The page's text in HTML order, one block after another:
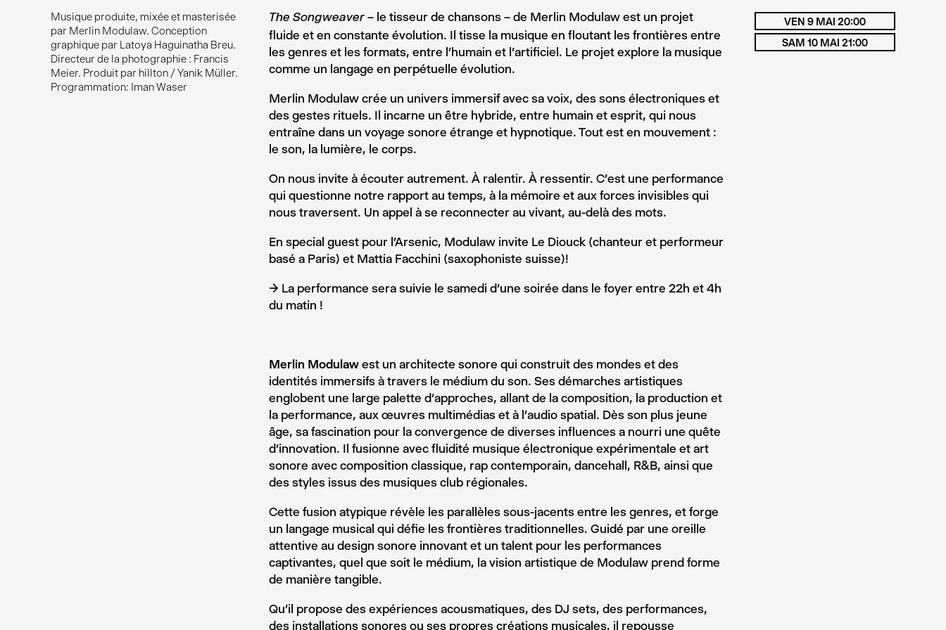
Musique produite, mixée et masterisée
par Merlin Modulaw. Conception
graphique par Latoya Haguinatha Breu.
Directeur de la photographie : Francis
Meier. Produit par hillton / Yanik Müller.
Programmation: Iman Waser
The Songweaver – le tisseur de chansons – de Merlin Modulaw est un projet
fluide et en constante évolution. Il tisse la musique en floutant les frontières entre
les genres et les formats, entre l’humain et l’artificiel. Le projet explore la musique
comme un langage en perpétuelle évolution.
Merlin Modulaw crée un univers immersif avec sa voix, des sons électroniques et
des gestes rituels. Il incarne un être hybride, entre humain et esprit, qui nous
entraîne dans un voyage sonore étrange et hypnotique. Tout est en mouvement :
le son, la lumière, le corps.
On nous invite à écouter autrement. À ralentir. À ressentir. C’est une performance
qui questionne notre rapport au temps, à la mémoire et aux forces invisibles qui
nous traversent. Un appel à se reconnecter au vivant, au-delà des mots.
En special guest pour l’Arsenic, Modulaw invite Le Diouck (chanteur et performeur
basé a Paris) et Mattia Facchini (saxophoniste suisse)!
→ La performance sera suivie le samedi d’une soirée dans le foyer entre 22h et 4h
du matin !
Merlin Modulaw est un architecte sonore qui construit des mondes et des
identités immersifs à travers le médium du son. Ses démarches artistiques
englobent une large palette d’approches, allant de la composition, la production et
la performance, aux œuvres multimédias et à l’audio spatial. Dès son plus jeune
âge, sa fascination pour la convergence de diverses influences a nourri une quête
d’innovation. Il fusionne avec fluidité musique électronique expérimentale et art
sonore avec composition classique, rap contemporain, dancehall, R&B, ainsi que
des styles issus des musiques club régionales.
Cette fusion atypique révèle les parallèles sous-jacents entre les genres, et forge
un langage musical qui défie les frontières traditionnelles. Guidé par une oreille
attentive au design sonore innovant et un talent pour les performances
captivantes, quel que soit le médium, la vision artistique de Modulaw prend forme
de manière tangible.
Qu’il propose des expériences acousmatiques, des DJ sets, des performances,
des installations sonores ou ses propres créations musicales, il repousse
VEN 9 MAI 20:00
SAM 10 MAI 21:00